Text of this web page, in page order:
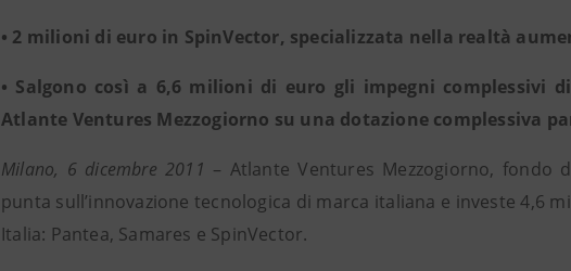
• 2 milioni di euro in SpinVector, specializzata nella realtà
• Salgono così a 6,6 milioni di euro gli impegni complessivi
Atlante Ventures Mezzogiorno su una dotazione complessiva
Milano, 6 dicembre 2011 – Atlante Ventures Mezzogiorno, fondo
punta sull’innovazione tecnologica di marca italiana e investe 4,6
Italia: Pantea, Samares e SpinVector.